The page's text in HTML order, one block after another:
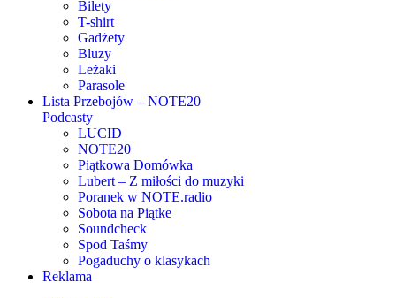
Bilety
T-shirt
Gadżety
Bluzy
Leżaki
Parasole
Lista Przebojów – NOTE20
Podcasty
LUCID
NOTE20
Piątkowa Domówka
Lubert – Z miłości do muzyki
Poranek w NOTE.radio
Sobota na Piątke
Soundcheck
Spod Taśmy
Pogaduchy o klasykach
Reklama